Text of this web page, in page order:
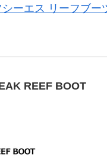
ーエス リーフブ
REEF BOOT